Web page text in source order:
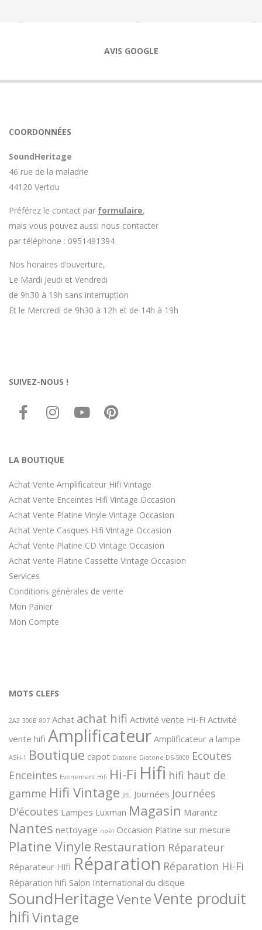
AVIS GOOGLE
COORDONNÉES
SoundHeritage
46 rue de la maladrie
44120 Vertou
Préférez le contact par formulaire,
mais vous pouvez aussi nous contacter
par téléphone : 0951491394
Nos horaires d’ouverture,
Le Mardi Jeudi et Vendredi
de 9h30 à 19h sans interruption
Et le Mercredi de 9h30 à 12h et de 14h à 19h
SUIVEZ-NOUS !
LA BOUTIQUE
Achat Vente Amplificateur Hifi Vintage
Achat Vente Enceintes Hifi Vintage Occasion
Achat Vente Platine Vinyle Vintage Occasion
Achat Vente Casques Hifi Vintage Occasion
Achat Vente Platine CD Vintage Occasion
Achat Vente Platine Cassette Vintage Occasion
Services
Conditions générales de vente
Mon Panier
Mon Compte
MOTS CLEFS
2A3 300B 807 Achat achat hifi Activité vente Hi-Fi Activité
vente hifi Amplificateur Amplificateur a lampe
ASH-1 Boutique capot Diatone Diatone DS-5000 Ecoutes
Enceintes Evenement Hifi Hi-Fi Hifi hifi haut de
gamme Hifi Vintage JBL Journées Journées
D'écoutes Lampes Luxman Magasin Marantz
Nantes nettoyage noël Occasion Platine sur mesure
Platine Vinyle Restauration Réparateur
Réparateur Hifi Réparation Réparation Hi-Fi
Réparation hifi Salon International du disque
SoundHeritageVenteVente produit
hifi Vintage